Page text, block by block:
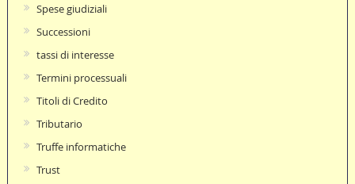
Spese giudiziali
Successioni
tassi di interesse
Termini processuali
Titoli di Credito
Tributario
Truffe informatiche
Trust